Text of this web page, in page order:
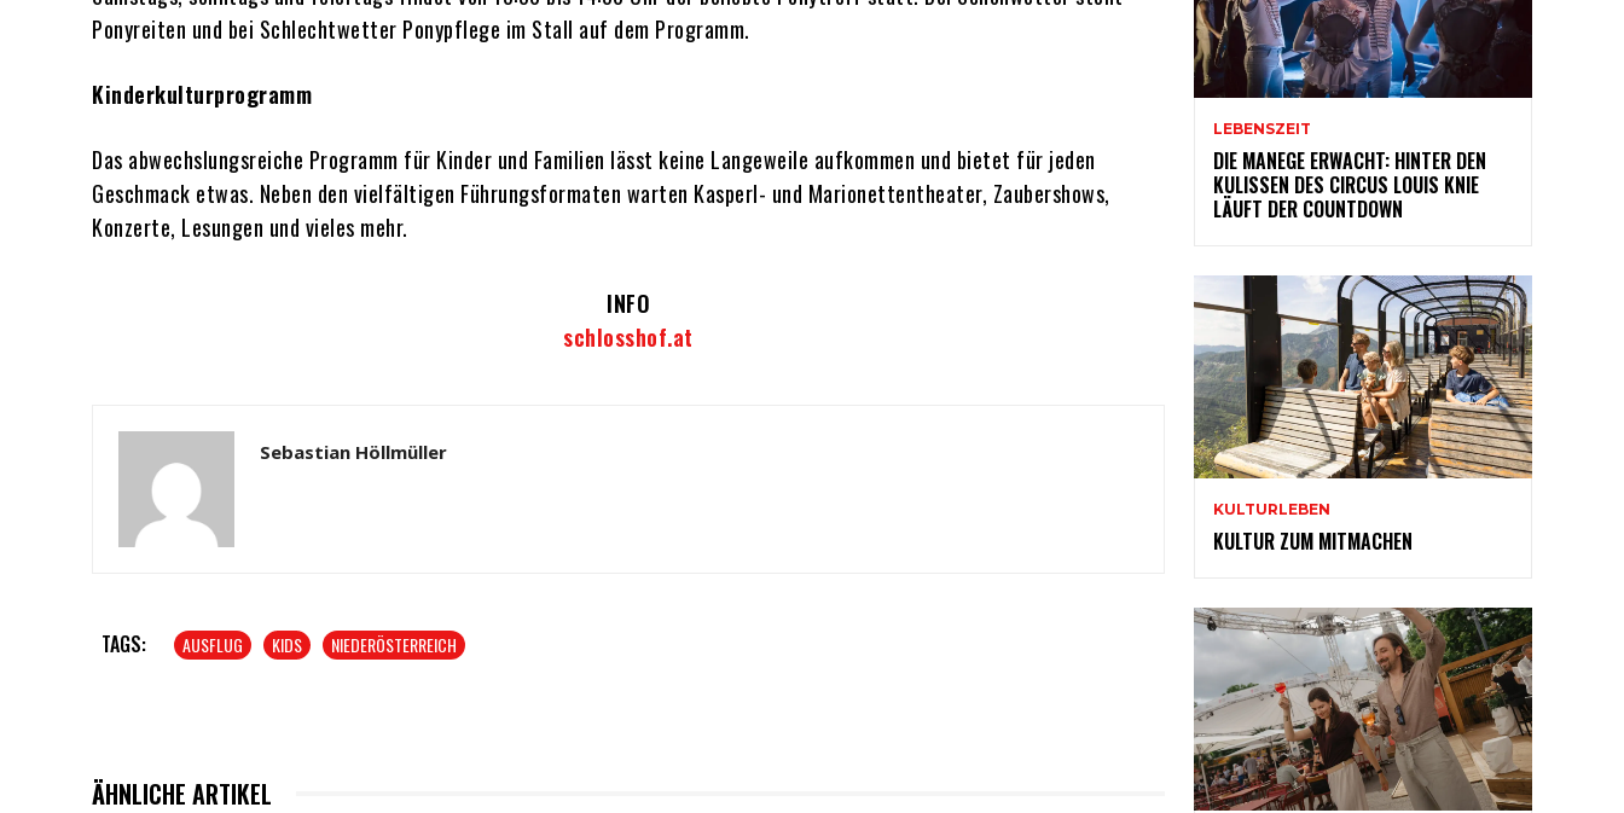
Ponyreiten und bei Schlechtwetter Ponypflege im Stall auf dem Programm.
Kinderkulturprogramm
Das abwechslungsreiche Programm für Kinder und Familien lässt keine Langeweile aufkommen und bietet für jeden
Geschmack etwas. Neben den vielfältigen Führungsformaten warten Kasperl- und Marionettentheater, Zaubershows,
Konzerte, Lesungen und vieles mehr.
INFO
schlosshof.at
Sebastian Höllmüller
TAGS: AUSFLUG KIDS NIEDERÖSTERREICH
ÄHNLICHE ARTIKEL
LEBENSZEIT
DIE MANEGE ERWACHT: HINTER DEN
KULISSEN DES CIRCUS LOUIS KNIE
LÄUFT DER COUNTDOWN
KULTURLEBEN
KULTUR ZUM MITMACHEN